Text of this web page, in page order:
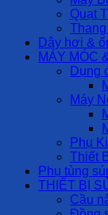
Quạt
Dây hơi &
MÁY MÓC
Dụng
Máy
Phụ
Thiết
Phụ tùng
THIẾT BỊ
Cầu